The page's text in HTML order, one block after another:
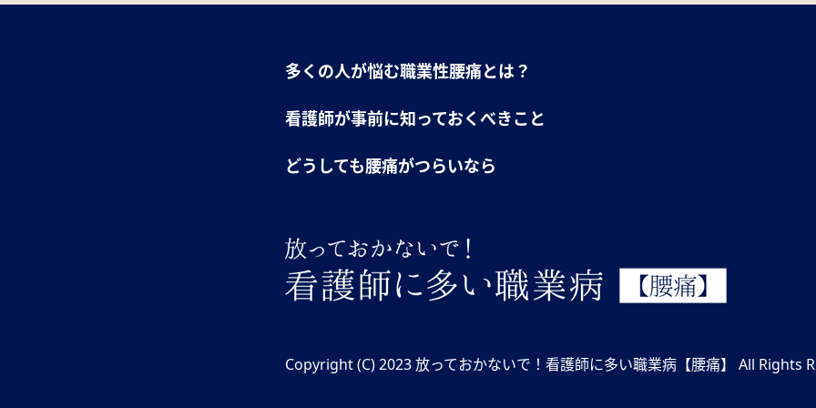
多くの人が悩む職業性腰痛とは？
看護師が事前に知っておくべきこと
どうしても腰痛がつらいなら
Copyright (C) 2023 放っておかないで！看護師に多い職業病【腰痛】 All Rights